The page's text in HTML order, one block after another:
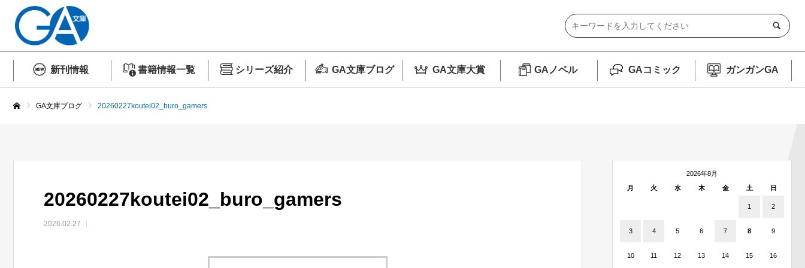
新刊情報 書籍情報一覧 シリーズ紹介 GA文庫ブログ GA文庫大賞 GAノベル GAコミック ガンガンGA
GA文庫ブログ 20260227koutei02_buro_gamers
20260227koutei02_buro_gamers
2026.02.27
2026年8月
月
火 水 木 金 土 日
1 2
3 4 5 6 7 8 9
10 11 12 13 14 15 16